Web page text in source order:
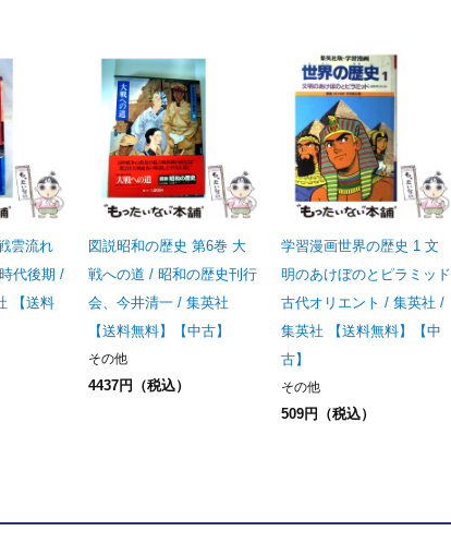
雲流れ
代後期 /
【送料
図説昭和の歴史 第6巻 大
戦への道 / 昭和の歴史刊行
会、今井清一 / 集英社
【送料無料】【中古】
その他
4437円（税込）
学習漫画世界の歴史 1 文
明のあけぼのとピラミッド
古代オリエント / 集英社 /
集英社 【送料無料】【中
古】
その他
509円（税込）